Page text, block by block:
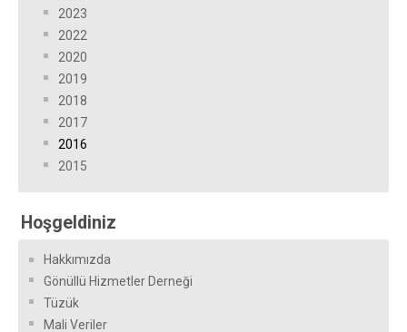
2023
2022
2020
2019
2018
2017
2016
2015
Hoşgeldiniz
Hakkımızda
Gönüllü Hizmetler Derneği
Tüzük
Mali Veriler